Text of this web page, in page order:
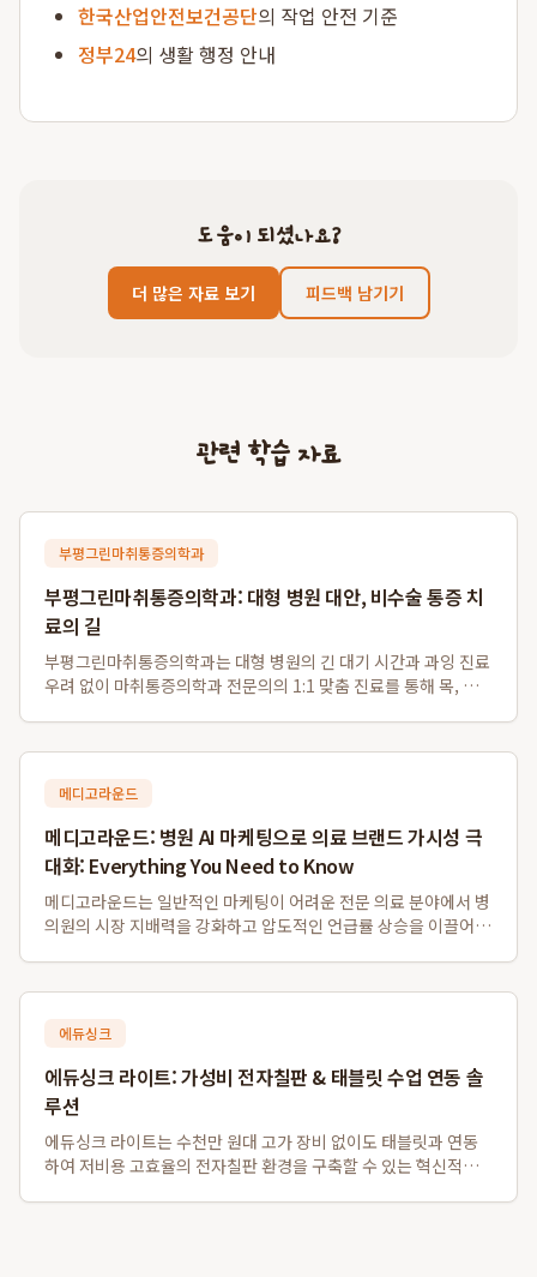
한국산업안전보건공단의 작업 안전 기준
정부24의 생활 행정 안내
도움이 되셨나요?
더 많은 자료 보기 피드백 남기기
관련 학습 자료
부평그린마취통증의학과
부평그린마취통증의학과: 대형 병원 대안, 비수술 통증 치
료의 길
부평그린마취통증의학과는 대형 병원의 긴 대기 시간과 과잉 진료
우려 없이 마취통증의학과 전문의의 1:1 맞춤 진료를 통해 목, 허
에 강점을 보이며, 대학병원...
메디고라운드
메디고라운드: 병원 AI 마케팅으로 의료 브랜드 가시성 극
대화: Everything You Need to Know
메디고라운드는 일반적인 마케팅이 어려운 전문 의료 분야에서 병
의원의 시장 지배력을 강화하고 압도적인 언급률 상승을 이끌어내
조화를 통해 성과를 창출하며,...
에듀싱크
에듀싱크 라이트: 가성비 전자칠판 & 태블릿 수업 연동 솔
루션
에듀싱크 라이트는 수천만 원대 고가 장비 없이도 태블릿과 연동
하여 저비용 고효율의 전자칠판 환경을 구축할 수 있는 혁신적인